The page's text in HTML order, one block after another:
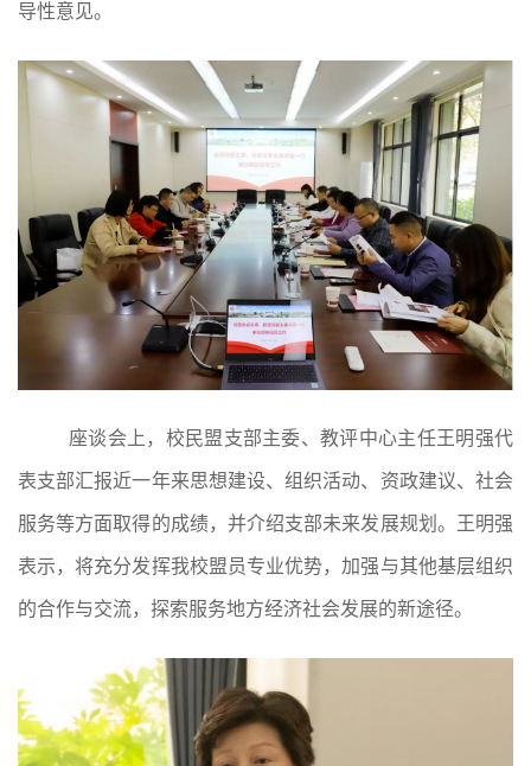
导性意见。
座谈会上，校民盟支部主委、教评中心主任王明强代
表支部汇报近一年来思想建设、组织活动、资政建议、社会
服务等方面取得的成绩，并介绍支部未来发展规划。王明强
表示，将充分发挥我校盟员专业优势，加强与其他基层组织
的合作与交流，探索服务地方经济社会发展的新途径。